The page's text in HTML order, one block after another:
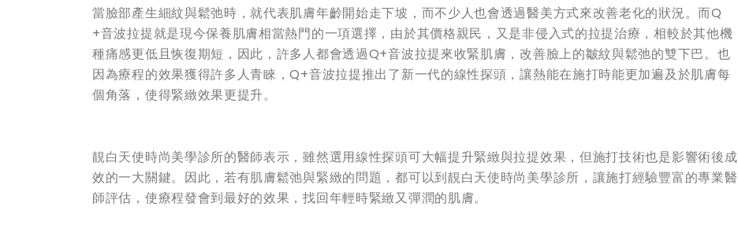
當臉部產生細紋與鬆弛時，就代表肌膚年齡開始走下坡，而不少人也會透過醫美方式來改善老化的狀況。而Q
+音波拉提就是現今保養肌膚相當熱門的一項選擇，由於其價格親民，又是非侵入式的拉提治療，相較於其他機
種痛感更低且恢復期短，因此，許多人都會透過Q+音波拉提來收緊肌膚，改善臉上的皺紋與鬆弛的雙下巴。也
因為療程的效果獲得許多人青睞，Q+音波拉提推出了新一代的線性探頭，讓熱能在施打時能更加遍及於肌膚每
個角落，使得緊緻效果更提升。
靚白天使時尚美學診所的醫師表示，雖然選用線性探頭可大幅提升緊緻與拉提效果，但施打技術也是影響術後成
效的一大關鍵。因此，若有肌膚鬆弛與緊緻的問題，都可以到靚白天使時尚美學診所，讓施打經驗豐富的專業醫
師評估，使療程發會到最好的效果，找回年輕時緊緻又彈潤的肌膚。